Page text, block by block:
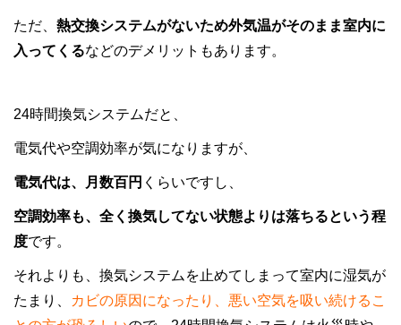
ただ、 熱交換システムがないため外気温がそのまま室内に
入ってくるなどのデメリットもあります。
24時間換気システムだと、
電気代や空調効率が気になりますが、
電気代は、月数百円 くらいですし、
空調効率も、全く換気してない状態よりは落ちるという程
度です。
それよりも、換気システムを止めてしまって室内に湿気が
たまり、
カビの原因になったり、悪い空気を吸い続けるこ